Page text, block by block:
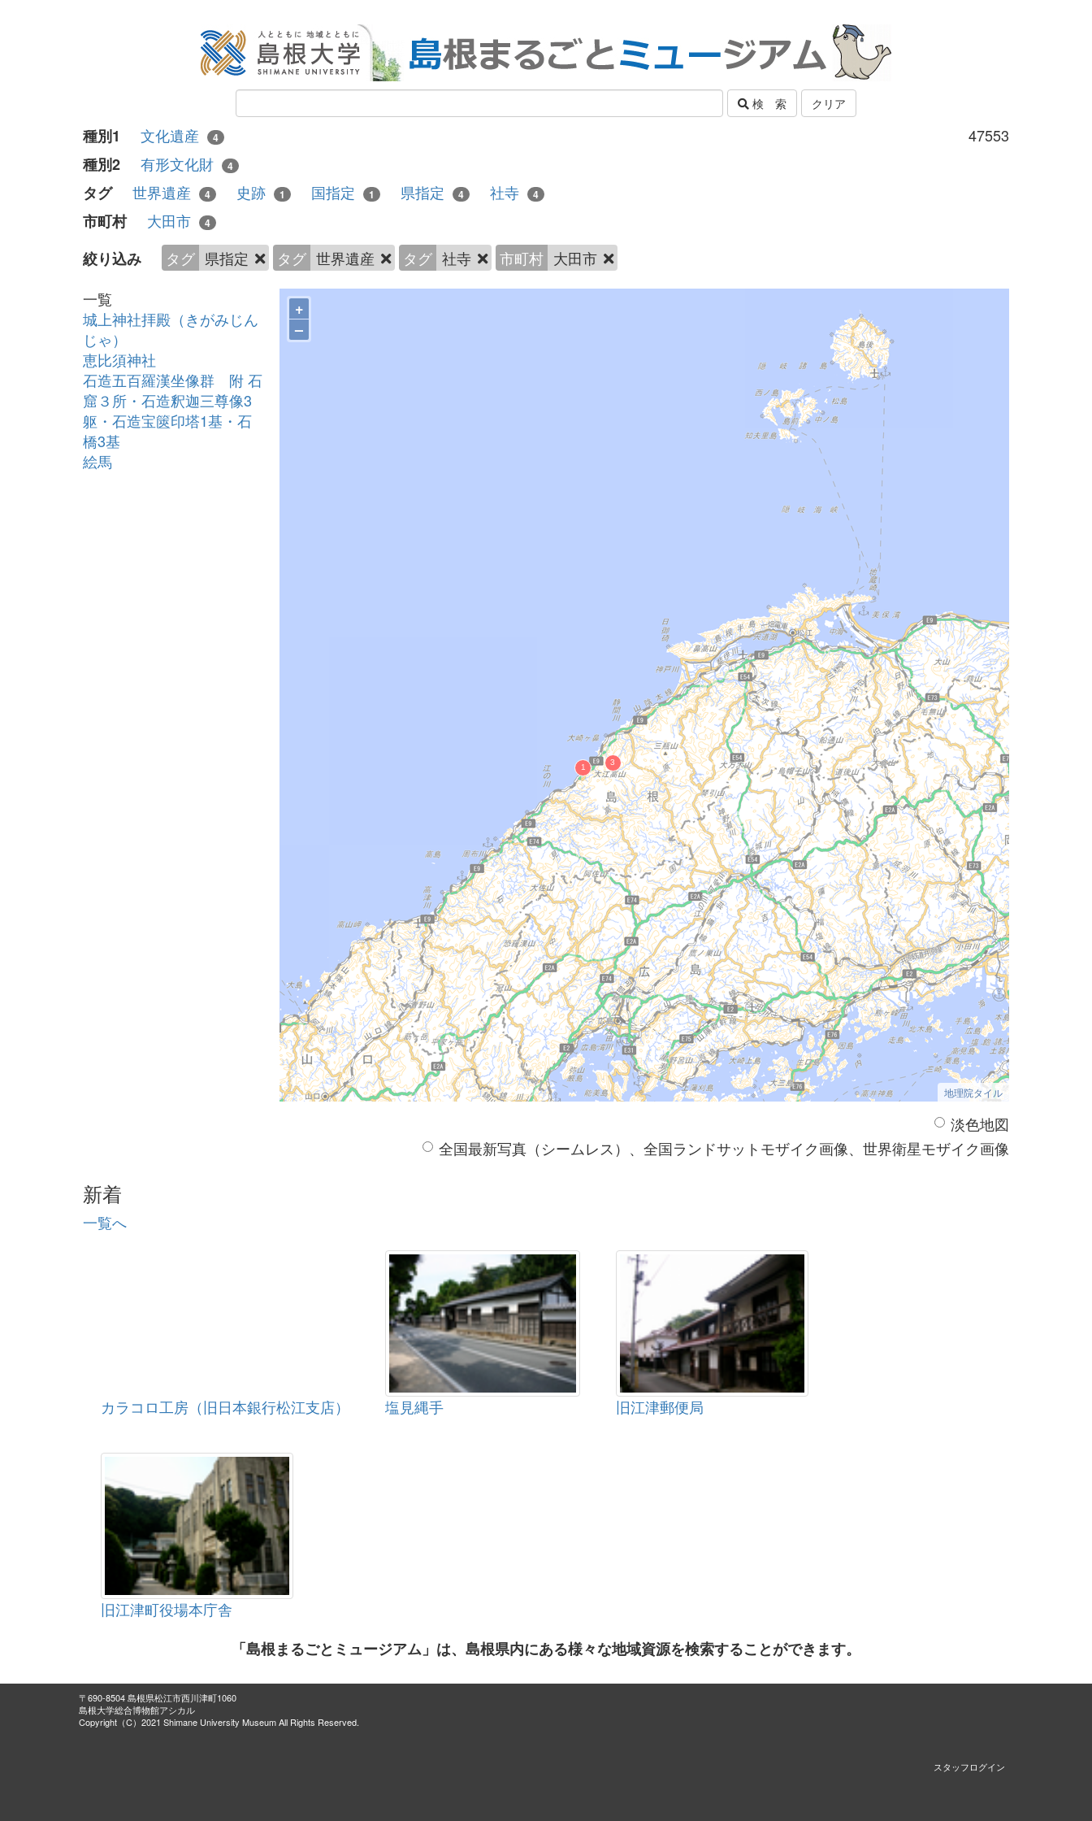
検 索 クリア
47553
種別1 文化遺産 4
種別2 有形文化財 4
タグ 世界遺産 4 史跡 1 国指定 1 県指定 4 社寺 4
市町村 大田市 4
絞り込み タグ 県指定 タグ 世界遺産 タグ 社寺 市町村 大田市
一覧
城上神社拝殿（きがみじん
じゃ）
恵比須神社
石造五百羅漢坐像群 附 石
窟３所・石造釈迦三尊像3
躯・石造宝篋印塔1基・石
橋3基
絵馬
+
–
地理院タイル
淡色地図
全国最新写真（シームレス）、全国ランドサットモザイク画像、世界衛星モザイク画像
新着
一覧へ
カラコロ工房（旧日本銀行松江支店） 塩見縄手 旧江津郵便局
旧江津町役場本庁舎
「島根まるごとミュージアム」は、島根県内にある様々な地域資源を検索することができます。
〒690-8504 島根県松江市西川津町1060
島根大学総合博物館アシカル
Copyright（C）2021 Shimane University Museum All Rights Reserved.
スタッフログイン